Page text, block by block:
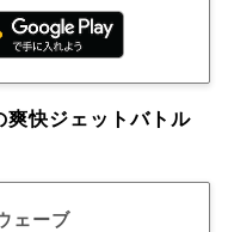
爽快ジェットバトル
ェーブ